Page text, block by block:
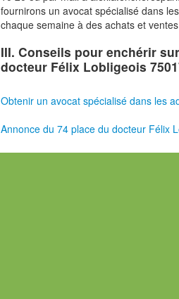
fournirons un avocat spécialisé dans
chaque semaine à des achats et
III. Conseils pour enchérir
docteur Félix Lobligeois
Obtenir un avocat spécialisé dans les
Annonce du 74 place du docteur Félix